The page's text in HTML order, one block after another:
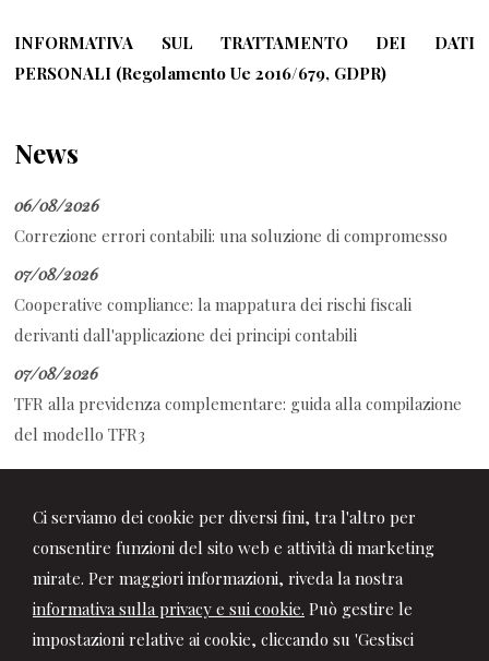
Ci serviamo dei cookie per diversi fini, tra l'altro per
consentire funzioni del sito web e attività di marketing
mirate. Per maggiori informazioni, riveda la nostra
informativa sulla privacy e sui cookie. Può gestire le
impostazioni relative ai cookie, cliccando su 'Gestisci
INFORMATIVA SUL TRATTAMENTO DEI DATI
PERSONALI (Regolamento Ue 2016/679, GDPR)
News
06/08/2026
Correzione errori contabili: una soluzione di compromesso
07/08/2026
Cooperative compliance: la mappatura dei rischi fiscali
derivanti dall'applicazione dei principi contabili
07/08/2026
TFR alla previdenza complementare: guida alla compilazione
del modello TFR3